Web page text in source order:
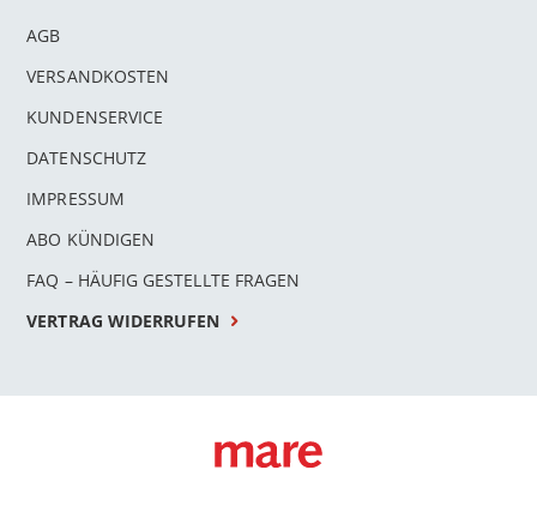
AGB
VERSANDKOSTEN
KUNDENSERVICE
DATENSCHUTZ
IMPRESSUM
ABO KÜNDIGEN
FAQ – HÄUFIG GESTELLTE FRAGEN
VERTRAG WIDERRUFEN